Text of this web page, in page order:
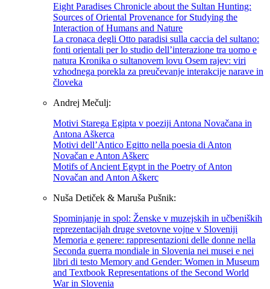
Eight Paradises Chronicle about the Sultan Hunting:
Sources of Oriental Provenance for Studying the
Interaction of Humans and Nature
La cronaca degli Otto paradisi sulla caccia del sultano:
fonti orientali per lo studio dell’interazione tra uomo e
natura Kronika o sultanovem lovu Osem rajev: viri
vzhodnega porekla za preučevanje interakcije narave in
človeka
Andrej Mečulj:
Motivi Starega Egipta v poeziji Antona Novačana in
Antona Aškerca
Motivi dell’Antico Egitto nella poesia di Anton
Novačan e Anton Aškerc
Motifs of Ancient Egypt in the Poetry of Anton
Novačan and Anton Aškerc
Nuša Detiček & Maruša Pušnik:
Spominjanje in spol: Ženske v muzejskih in učbeniških
reprezentacijah druge svetovne vojne v Sloveniji
Memoria e genere: rappresentazioni delle donne nella
Seconda guerra mondiale in Slovenia nei musei e nei
libri di testo Memory and Gender: Women in Museum
and Textbook Representations of the Second World
War in Slovenia